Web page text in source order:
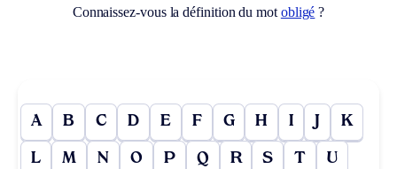
Connaissez-vous la définition du mot obligé ?
A B C D E F G H I J K
L M N O P Q R S T U